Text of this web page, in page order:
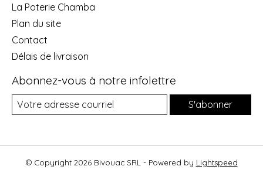
La Poterie Chamba
Plan du site
Contact
Délais de livraison
Abonnez-vous à notre infolettre
S'abonner
© Copyright 2026 Bivouac SRL - Powered by Lightspeed